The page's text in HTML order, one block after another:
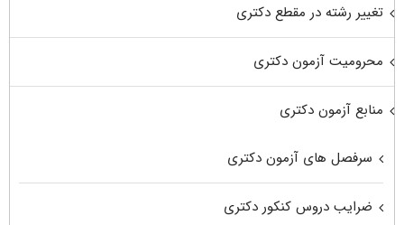
تغییر رشته در مقطع دکتری
محرومیت آزمون دکتری
منابع آزمون دکتری
سرفصل های آزمون دکتری
ضرایب دروس کنکور دکتری